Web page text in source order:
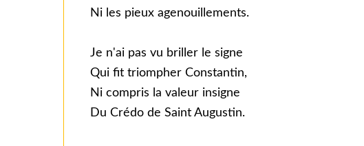
Ni les pieux agenouillements.
Je n'ai pas vu briller le signe
Qui fit triompher Constantin,
Ni compris la valeur insigne
Du Crédo de Saint Augustin.